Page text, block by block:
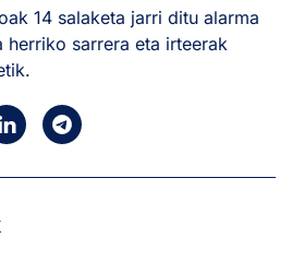
14 salaketa jarri ditu alarma
sarrera eta irteerak